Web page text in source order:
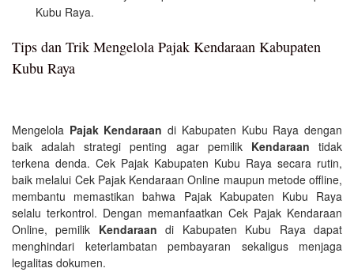
Kubu Raya.
Tips dan Trik Mengelola Pajak Kendaraan Kabupaten
Kubu Raya
Mengelola Pajak Kendaraan di Kabupaten Kubu Raya dengan
baik adalah strategi penting agar pemilik Kendaraan tidak
terkena denda. Cek Pajak Kabupaten Kubu Raya secara rutin,
baik melalui Cek Pajak Kendaraan Online maupun metode offline,
membantu memastikan bahwa Pajak Kabupaten Kubu Raya
selalu terkontrol. Dengan memanfaatkan Cek Pajak Kendaraan
Online, pemilik Kendaraan di Kabupaten Kubu Raya dapat
menghindari keterlambatan pembayaran sekaligus menjaga
legalitas dokumen.